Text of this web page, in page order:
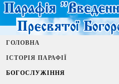
ГОЛОВНА
ІСТОРІЯ ПАРАФІЇ
БОГОСЛУЖІННЯ